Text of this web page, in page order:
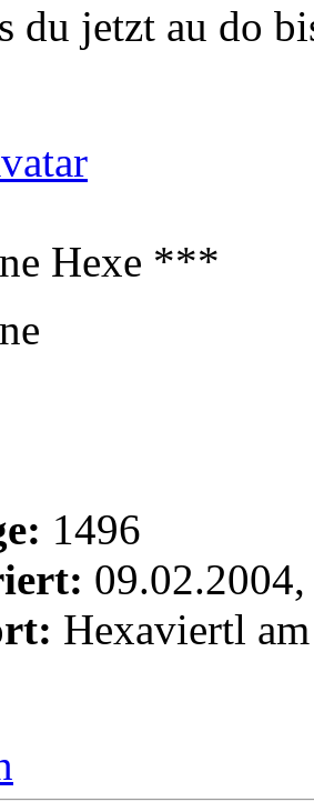
du jetzt au do
Hexe ***
1496
Hexaviertl